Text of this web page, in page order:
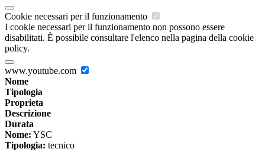
Cookie necessari per il funzionamento
I cookie necessari per il funzionamento non possono essere
disabilitati. È possibile consultare l'elenco nella pagina della cookie
policy.
www.youtube.com
Nome
Tipologia
Proprieta
Descrizione
Durata
Nome: YSC
Tipologia: tecnico